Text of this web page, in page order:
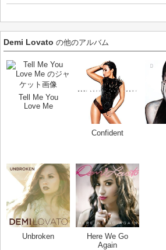
Demi Lovato の他のアルバム
Tell Me You
Love Me
Confident
Unbroken
Here We Go
Again